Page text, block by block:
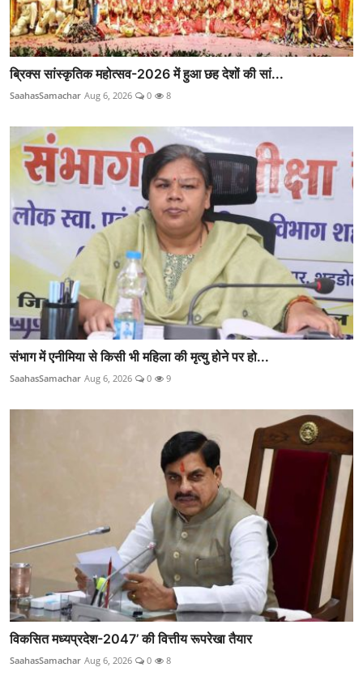
ब्रिक्स सांस्कृतिक महोत्सव-2026 में हुआ छह देशों की सां...
SaahasSamachar Aug 6, 2026 0 8
संभाग में एनीमिया से किसी भी महिला की मृत्यु होने पर हो...
SaahasSamachar Aug 6, 2026 0 9
विकसित मध्यप्रदेश-2047’ की वित्तीय रूपरेखा तैयार
SaahasSamachar Aug 6, 2026 0 8